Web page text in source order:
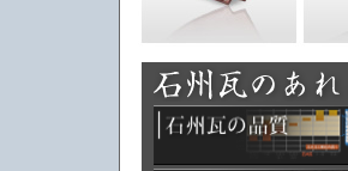
2018年5月30日
2018年5月30日
2018年5月30日